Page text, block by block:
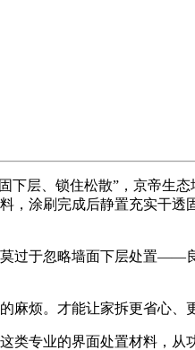
层、锁住松散”，京帝生
，涂刷完成后静置充实干透
过于忽略墙面下层处置——
烦。才能让家拆更省心、
专业的界面处置材料，从